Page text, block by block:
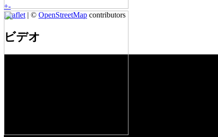
+-
Leaflet | © OpenStreetMap contributors
ビデオ